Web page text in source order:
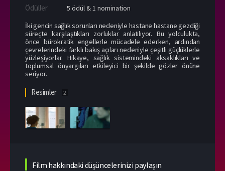
Ödüller
5 ödül & 1 nomination
İki gencin sağlık sorunları nedeniyle hastane hastane gezdiği
süreçte karşılaştıkları zorluklar anlatılıyor. Bu yolculukta,
önce bürokratik engellerle mücadele ederken, ardından
çevrelerindeki farklı bakış açıları nedeniyle çeşitli güçlüklerle
yüzleşiyorlar. Hikaye, sağlık sistemindeki aksaklıkları ve
toplumsal önyargıları etkileyici bir şekilde gözler önüne
seriyor.
Resimler 2
Film hakkındaki düşüncelerinizi paylaşın